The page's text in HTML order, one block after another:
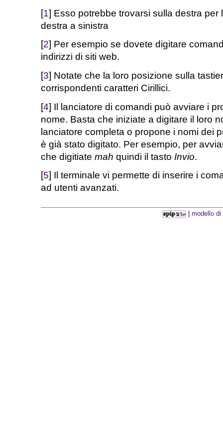
[1] Esso potrebbe trovarsi sulla destra
destra a sinistra
[2] Per esempio se dovete digitare
indirizzi di siti web.
[3] Notate che la loro posizione sulla
corrispondenti caratteri Cirillici.
[4] Il lanciatore di comandi può avviare i
nome. Basta che iniziate a digitare il loro
lanciatore completa o propone i nomi dei
è già stato digitato. Per esempio, per
che digitiate mah quindi il tasto Invio.
[5] Il terminale vi permette di inserire i
ad utenti avanzati.
modello di